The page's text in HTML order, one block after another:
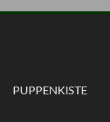
PUPPENKISTE